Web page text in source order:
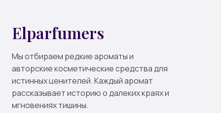
Elparfumers
Мы отбираем редкие ароматы и
авторские косметические средства для
истинных ценителей. Каждый аромат
рассказывает историю о далеких краях и
мгновениях тишины.